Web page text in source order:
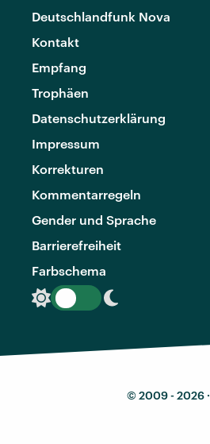
Deutschlandfunk Nova
Kontakt
Empfang
Trophäen
Datenschutzerklärung
Impressum
Korrekturen
Kommentarregeln
Gender und Sprache
Barrierefreiheit
Farbschema
© 2009 - 2026 ·